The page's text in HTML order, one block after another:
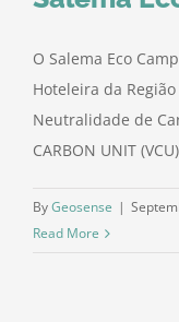
O Salema Eco
Hoteleira da
Neutralidade de
CARBON UNIT
ByGeosense |
Read More